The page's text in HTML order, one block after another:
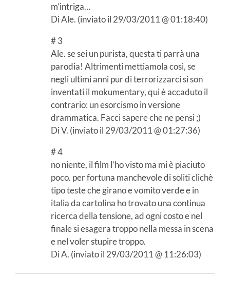
m’intriga…
Di Ale. (inviato il 29/03/2011 @ 01:18:40)
# 3
Ale. se sei un purista, questa ti parrà una
parodia! Altrimenti mettiamola così, se
negli ultimi anni pur di terrorizzarci si son
inventati il mokumentary, qui è accaduto il
contrario: un esorcismo in versione
drammatica. Facci sapere che ne pensi ;)
Di V. (inviato il 29/03/2011 @ 01:27:36)
# 4
no niente, il film l’ho visto ma mi è piaciuto
poco. per fortuna manchevole di soliti clichè
tipo teste che girano e vomito verde e in
italia da cartolina ho trovato una continua
ricerca della tensione, ad ogni costo e nel
finale si esagera troppo nella messa in scena
e nel voler stupire troppo.
Di A. (inviato il 29/03/2011 @ 11:26:03)